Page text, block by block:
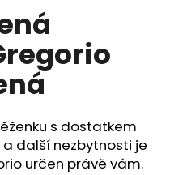
s dostatkem
další nezbytnosti je
určen právě vám.